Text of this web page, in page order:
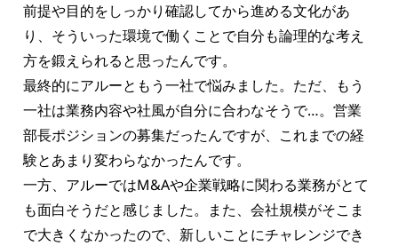
前提や目的をしっかり確認してから進める文化があ
り、そういった環境で働くことで自分も論理的な考え
方を鍛えられると思ったんです。
最終的にアルーともう一社で悩みました。ただ、もう
一社は業務内容や社風が自分に合わなそうで…。営業
部長ポジションの募集だったんですが、これまでの経
験とあまり変わらなかったんです。
一方、アルーではM&Aや企業戦略に関わる業務がとて
も面白そうだと感じました。また、会社規模がそこま
で大きくなかったので、新しいことにチャレンジでき